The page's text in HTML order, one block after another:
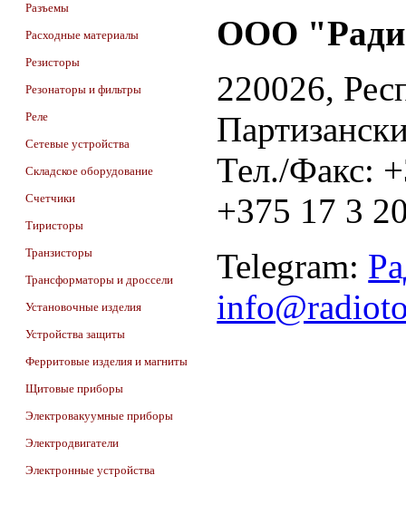
Разъемы
Расходные материалы
Резисторы
Резонаторы и фильтры
Реле
Сетевые устройства
Складское оборудование
Счетчики
Тиристоры
Транзисторы
Трансформаторы и дроссели
Установочные изделия
Устройства защиты
Ферритовые изделия и магниты
Щитовые приборы
Электровакуумные приборы
Электродвигатели
Электронные устройства
ООО
220026,
Тел./Факс:
+375 17 3
Telegram: